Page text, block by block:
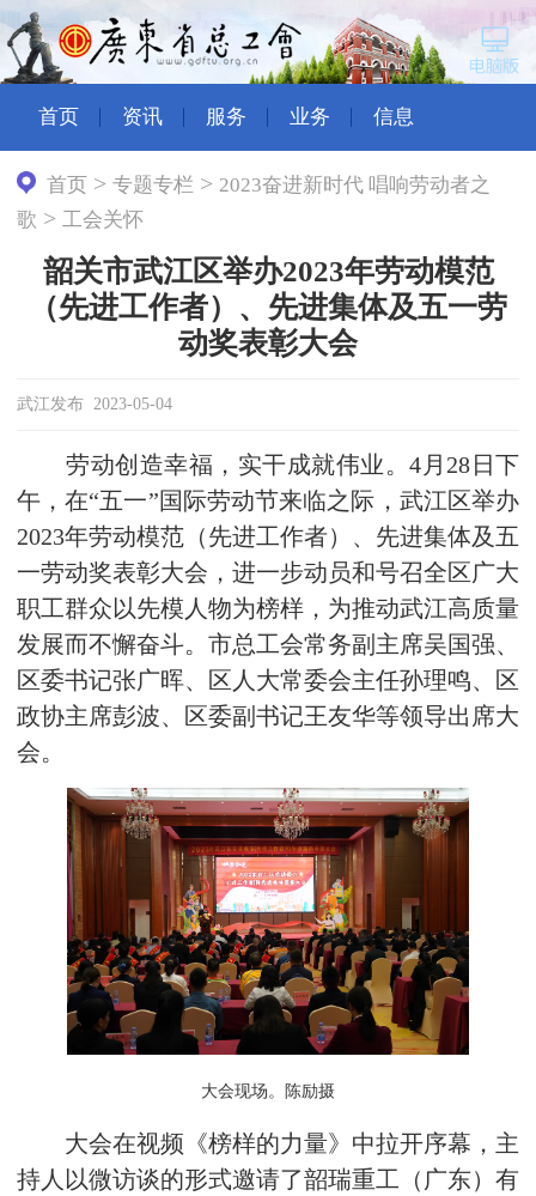
首页 资讯 服务 业务 信息
首页 >专题专栏 > 2023奋进新时代 唱响劳动者之
歌 > 工会关怀
韶关市武江区举办2023年劳动模范
（先进工作者）、先进集体及五一劳
动奖表彰大会
武江发布 2023-05-04
劳动创造幸福，实干成就伟业。4月28日下
午，在“五一”国际劳动节来临之际，武江区举办
2023年劳动模范（先进工作者）、先进集体及五
一劳动奖表彰大会，进一步动员和号召全区广大
职工群众以先模人物为榜样，为推动武江高质量
发展而不懈奋斗。市总工会常务副主席吴国强、
区委书记张广晖、区人大常委会主任孙理鸣、区
政协主席彭波、区委副书记王友华等领导出席大
会。
大会现场。 陈励摄
大会在视频《榜样的力量》中拉开序幕，主
持人以微访谈的形式邀请了韶瑞重工（广东）有